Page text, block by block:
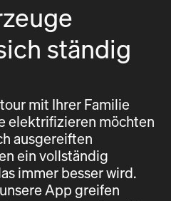
ständig
mit Ihrer Familie
elektrifizieren möchten
ausgereiften
ein vollständig
immer besser wird.
App greifen